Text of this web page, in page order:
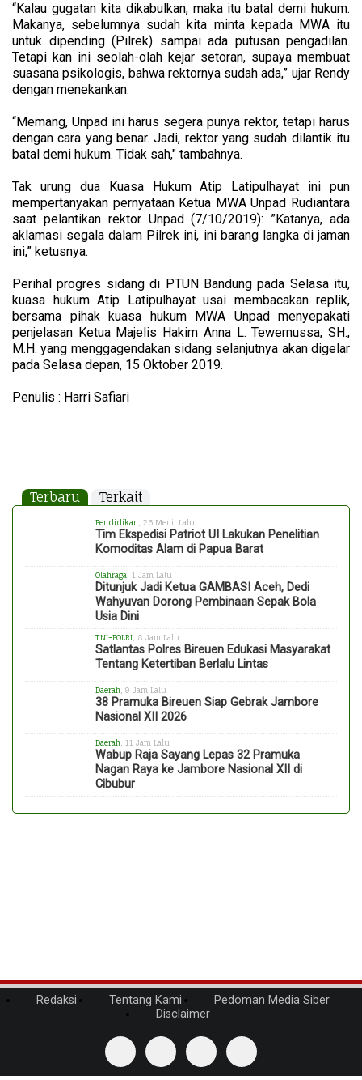
“Kalau gugatan kita dikabulkan, maka itu batal demi hukum.
Makanya, sebelumnya sudah kita minta kepada MWA itu
untuk dipending (Pilrek) sampai ada putusan pengadilan.
Tetapi kan ini seolah-olah kejar setoran, supaya membuat
suasana psikologis, bahwa rektornya sudah ada,” ujar Rendy
dengan menekankan.
“Memang, Unpad ini harus segera punya rektor, tetapi harus
dengan cara yang benar. Jadi, rektor yang sudah dilantik itu
batal demi hukum. Tidak sah," tambahnya.
Tak urung dua Kuasa Hukum Atip Latipulhayat ini pun
mempertanyakan pernyataan Ketua MWA Unpad Rudiantara
saat pelantikan rektor Unpad (7/10/2019): ”Katanya, ada
aklamasi segala dalam Pilrek ini, ini barang langka di jaman
ini,” ketusnya.
Perihal progres sidang di PTUN Bandung pada Selasa itu,
kuasa hukum Atip Latipulhayat usai membacakan replik,
bersama pihak kuasa hukum MWA Unpad menyepakati
penjelasan Ketua Majelis Hakim Anna L. Tewernussa, SH.,
M.H. yang menggagendakan sidang selanjutnya akan digelar
pada Selasa depan, 15 Oktober 2019.
Penulis : Harri Safiari
Terbaru Terkait
Pendidikan , 26 Menit Lalu
Tim Ekspedisi Patriot UI Lakukan Penelitian
Komoditas Alam di Papua Barat
Olahraga , 1 Jam Lalu
Ditunjuk Jadi Ketua GAMBASI Aceh, Dedi
Wahyuvan Dorong Pembinaan Sepak Bola
Usia Dini
TNI-POLRI , 8 Jam Lalu
Satlantas Polres Bireuen Edukasi Masyarakat
Tentang Ketertiban Berlalu Lintas
Daerah , 9 Jam Lalu
38 Pramuka Bireuen Siap Gebrak Jambore
Nasional XII 2026
Daerah , 11 Jam Lalu
Wabup Raja Sayang Lepas 32 Pramuka
Nagan Raya ke Jambore Nasional XII di
Cibubur
Redaksi Tentang Kami
Pedoman Media Siber
Disclaimer